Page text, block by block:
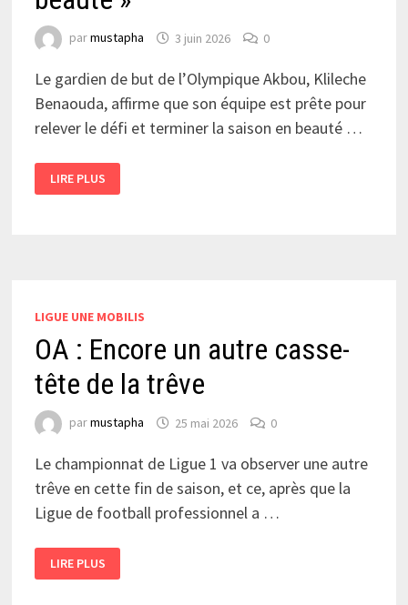
parmustapha 3 juin 2026 0
Le gardien de but de l’Olympique Akbou, Klileche
Benaouda, affirme que son équipe est prête pour
relever le défi et terminer la saison en beauté …
« NOUS
VISERONS
LIRE PLUS
LIGUE UNE MOBILIS
OA : Encore un autre casse-
tête de la trêve
parmustapha 25 mai 2026 0
Le championnat de Ligue 1 va observer une autre
trêve en cette fin de saison, et ce, après que la
Ligue de football professionnel a …
:
ENCORE
LIRE PLUS